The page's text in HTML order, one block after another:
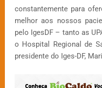
constantemente para
melhor aos nossos
pelo IgesDF – tanto as
o Hospital Regional de
presidente do Iges-DF,